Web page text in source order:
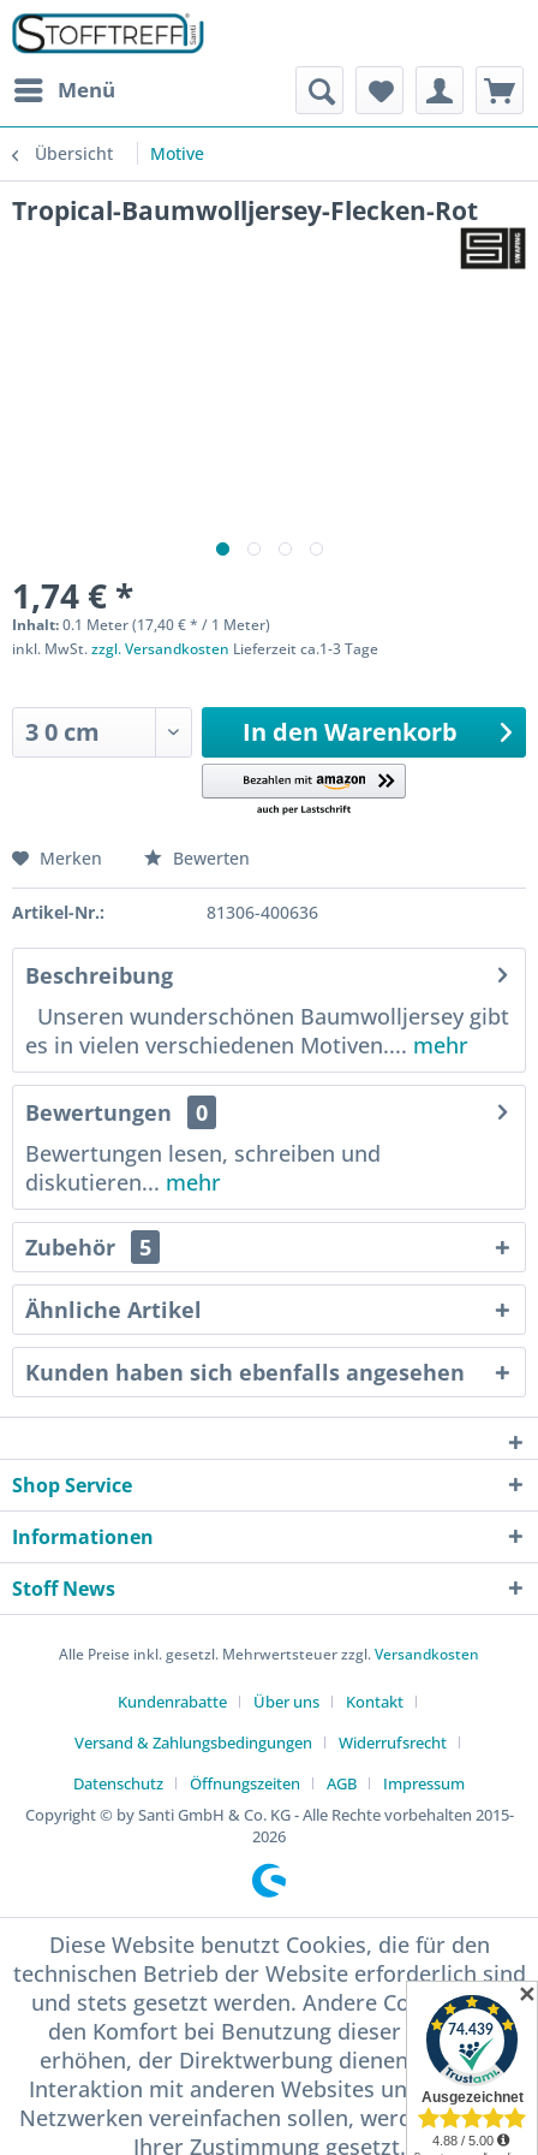
Menü
Übersicht Motive
Tropical-Baumwolljersey-Flecken-Rot
1,74 € *
Inhalt:0.1 Meter (17,40 € * / 1 Meter)
inkl. MwSt.zzgl. Versandkosten Lieferzeit ca.1-3 Tage
In den Warenkorb
Merken Bewerten
Artikel-Nr.: 81306-400636
Beschreibung
Unseren wunderschönen Baumwolljersey gibt
es in vielen verschiedenen Motiven.... mehr
Bewertungen
0
Bewertungen lesen, schreiben und
diskutieren... mehr
Zubehör 5
Ähnliche Artikel
Kunden haben sich ebenfalls angesehen
Shop Service
Informationen
Stoff News
Alle Preise inkl. gesetzl. Mehrwertsteuer zzgl.Versandkosten
Kundenrabatte Über uns
Kontakt
Versand & Zahlungsbedingungen
Widerrufsrecht
Datenschutz
Öffnungszeiten AGB
Impressum
Copyright © by Santi GmbH & Co. KG - Alle Rechte vorbehalten 2015-
2026
Diese Website benutzt Cookies, die für den
technischen Betrieb der Website erforderlich sind
und stets gesetzt werden. Andere Cookies, die
den Komfort bei Benutzung dieser Website
erhöhen, der Direktwerbung dienen oder die
Interaktion mit anderen Websites und sozialen
Netzwerken vereinfachen sollen, werden nur mit
Ihrer Zustimmung gesetzt.
✕